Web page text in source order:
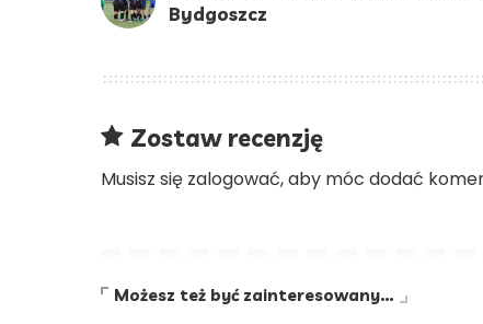
Bydgoszcz
Zostaw recenzję
Musisz się zalogować, aby móc dodać
Możesz też być zainteresowany…